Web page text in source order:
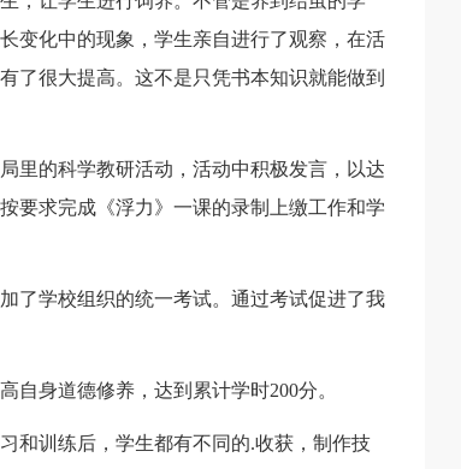
变化中的现象，学生亲自进行了观察，在活
了很大提高。这不是只凭书本知识就能做到
里的科学教研活动，活动中积极发言，以达
要求完成《浮力》一课的录制上缴工作和学
了学校组织的统一考试。通过考试促进了我
自身道德修养，达到累计学时200分。
和训练后，学生都有不同的.收获，制作技